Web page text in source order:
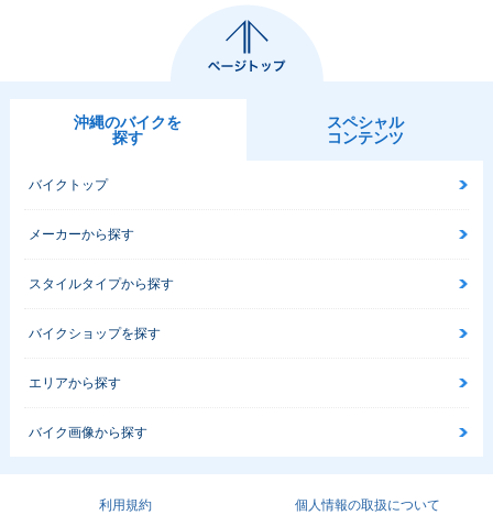
沖縄のバイクを
探す
スペシャル
コンテンツ
バイクトップ
メーカーから探す
スタイルタイプから探す
バイクショップを探す
エリアから探す
バイク画像から探す
利用規約 個人情報の取扱について